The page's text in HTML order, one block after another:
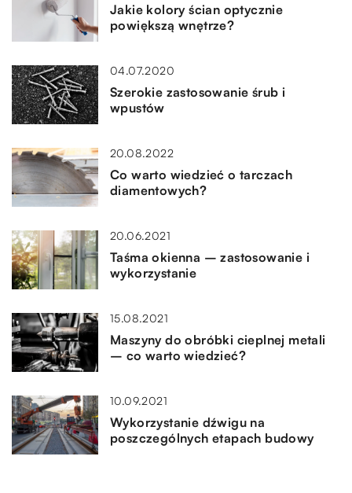
Jakie kolory ścian optycznie
powiększą wnętrze?
04.07.2020
Szerokie zastosowanie śrub i
wpustów
20.08.2022
Co warto wiedzieć o tarczach
diamentowych?
20.06.2021
Taśma okienna – zastosowanie i
wykorzystanie
15.08.2021
Maszyny do obróbki cieplnej metali
– co warto wiedzieć?
10.09.2021
Wykorzystanie dźwigu na
poszczególnych etapach budowy